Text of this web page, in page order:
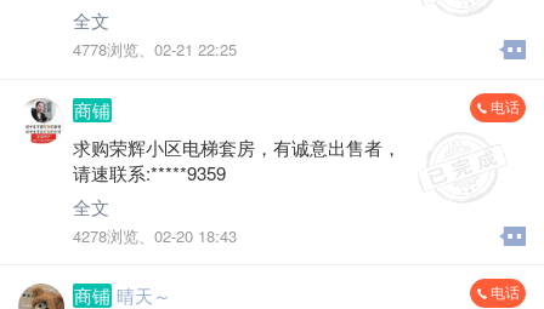
全文
4778浏览、 02-21 22:25
商铺 电话
求购荣辉小区电梯套房，有诚意出售者，
请速联系:*****9359
全文
4278浏览、 02-20 18:43
商铺 晴天～ 电话